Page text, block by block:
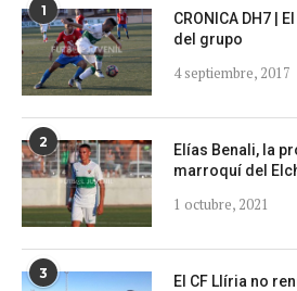
1
CRONICA DH7 |
del grupo
4 septiembre, 2017
2
Elías Benali, la
marroquí del
1 octubre, 2021
3
El CF Llíria no